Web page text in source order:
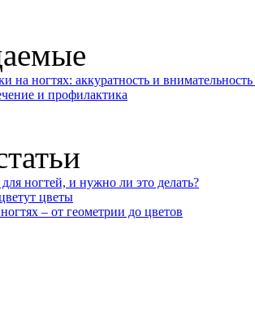
на ногтях: аккуратность и
и профилактика
ногтей, и нужно ли это делать?
цветы
– от геометрии до цветов